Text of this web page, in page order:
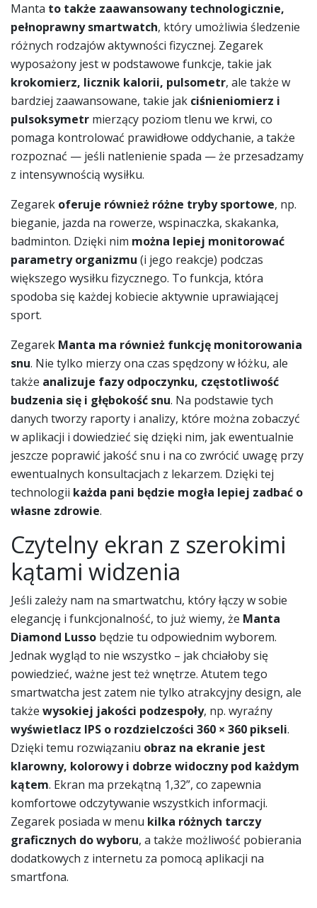
Manta to także zaawansowany technologicznie,
pełnoprawny smartwatch, który umożliwia śledzenie
różnych rodzajów aktywności fizycznej. Zegarek
wyposażony jest w podstawowe funkcje, takie jak
krokomierz, licznik kalorii, pulsometr, ale także w
bardziej zaawansowane, takie jak ciśnieniomierz i
pulsoksymetr mierzący poziom tlenu we krwi, co
pomaga kontrolować prawidłowe oddychanie, a także
rozpoznać — jeśli natlenienie spada — że przesadzamy
z intensywnością wysiłku.
Zegarek oferuje również różne tryby sportowe, np.
bieganie, jazda na rowerze, wspinaczka, skakanka,
badminton. Dzięki nim można lepiej monitorować
parametry organizmu (i jego reakcje) podczas
większego wysiłku fizycznego. To funkcja, która
spodoba się każdej kobiecie aktywnie uprawiającej
sport.
Zegarek Manta ma również funkcję monitorowania
snu. Nie tylko mierzy ona czas spędzony w łóżku, ale
także analizuje fazy odpoczynku, częstotliwość
budzenia się i głębokość snu. Na podstawie tych
danych tworzy raporty i analizy, które można zobaczyć
w aplikacji i dowiedzieć się dzięki nim, jak ewentualnie
jeszcze poprawić jakość snu i na co zwrócić uwagę przy
ewentualnych konsultacjach z lekarzem. Dzięki tej
technologii każda pani będzie mogła lepiej zadbać o
własne zdrowie.
Czytelny ekran z szerokimi
kątami widzenia
Jeśli zależy nam na smartwatchu, który łączy w sobie
elegancję i funkcjonalność, to już wiemy, że Manta
Diamond Lusso będzie tu odpowiednim wyborem.
Jednak wygląd to nie wszystko – jak chciałoby się
powiedzieć, ważne jest też wnętrze. Atutem tego
smartwatcha jest zatem nie tylko atrakcyjny design, ale
także wysokiej jakości podzespoły, np. wyraźny
wyświetlacz IPS o rozdzielczości 360 × 360 pikseli.
Dzięki temu rozwiązaniu obraz na ekranie jest
klarowny, kolorowy i dobrze widoczny pod każdym
kątem. Ekran ma przekątną 1,32”, co zapewnia
komfortowe odczytywanie wszystkich informacji.
Zegarek posiada w menu kilka różnych tarczy
graficznych do wyboru, a także możliwość pobierania
dodatkowych z internetu za pomocą aplikacji na
smartfona.